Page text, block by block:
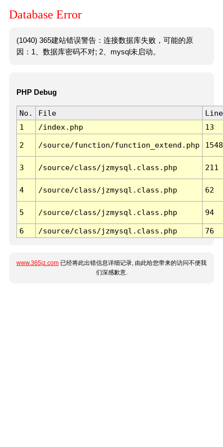
Database Error
(1040) 365建站错误警告：连接数据库失败，可能的原
因：1、数据库密码不对; 2、mysql未启动。
PHP Debug
No. File
Line
1
/index.php 13
2 /source/function/function_extend.php 1548
3 /source/class/jzmysql.class.php 211
4 /source/class/jzmysql.class.php 62
5 /source/class/jzmysql.class.php 94
6 /source/class/jzmysql.class.php 76
www.365jz.com 已经将此出错信息详细记录, 由此给您带来的访问不便我
们深感歉意.